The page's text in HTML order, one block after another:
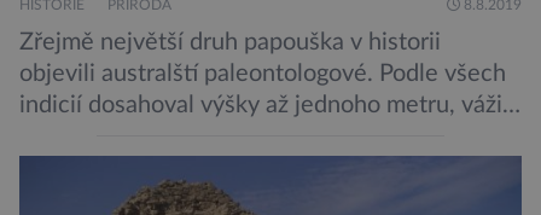
HISTORIE PŘÍRODA 8.8.2019
Zřejmě největší druh papouška v historii
objevili australští paleontologové. Podle všech
indicií dosahoval výšky až jednoho metru, vážil
pojmenování Heracles inexpectatus a doba